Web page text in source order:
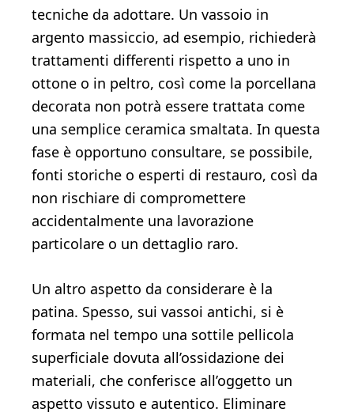
tecniche da adottare. Un vassoio in
argento massiccio, ad esempio, richiederà
trattamenti differenti rispetto a uno in
ottone o in peltro, così come la porcellana
decorata non potrà essere trattata come
una semplice ceramica smaltata. In questa
fase è opportuno consultare, se possibile,
fonti storiche o esperti di restauro, così da
non rischiare di compromettere
accidentalmente una lavorazione
particolare o un dettaglio raro.
Un altro aspetto da considerare è la
patina. Spesso, sui vassoi antichi, si è
formata nel tempo una sottile pellicola
superficiale dovuta all’ossidazione dei
materiali, che conferisce all’oggetto un
aspetto vissuto e autentico. Eliminare